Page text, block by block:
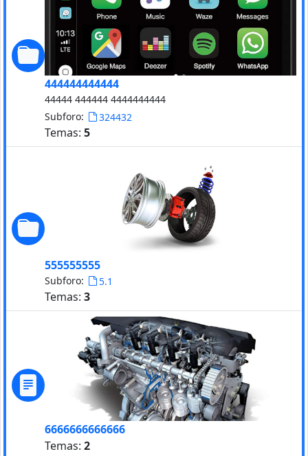
444444444444
44444 444444 4444444444
Subforo:
324432
Temas: 5
555555555
Subforo: 5.1
Temas: 3
6666666666666
Temas: 2